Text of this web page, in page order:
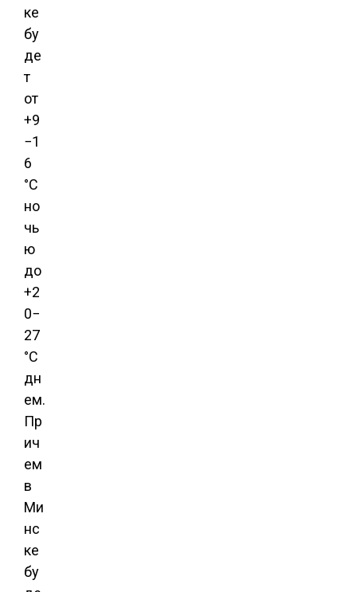
ке
бу
де
т
от
+9
−1
6
°С
но
чь
ю
до
+2
0−
27
°С
дн
ем.
Пр
ич
ем
в
Ми
нс
ке
бу